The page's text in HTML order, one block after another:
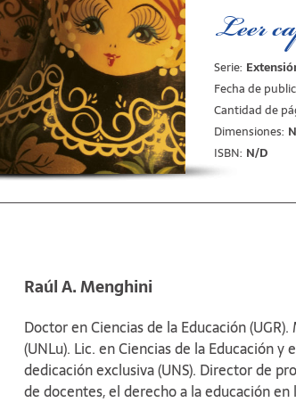
segundo
prestigio de
en el
una
seno de
sigue
aprendía el
aula. Se
teoría había
Leer
Serie:
Fecha de
Cantidad de
Dimensiones:
ISBN: N/D
Raúl A. Menghini
Doctor en Ciencias de la Educación
(UNLu). Lic. en Ciencias de la Educación y
dedicación exclusiva (UNS). Director de
de docentes, el derecho a la educación